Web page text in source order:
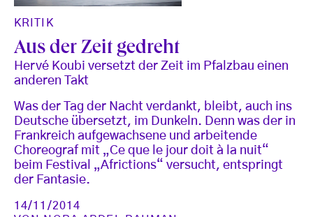
KRITIK
Aus der Zeit gedreht
Hervé Koubi versetzt der Zeit im Pfalzbau einen
anderen Takt
Was der Tag der Nacht verdankt, bleibt, auch ins
Deutsche übersetzt, im Dunkeln. Denn was der in
Frankreich aufgewachsene und arbeitende
Choreograf mit „Ce que le jour doit à la nuit“
beim Festival „Africtions“ versucht, entspringt
der Fantasie.
14/11/2014